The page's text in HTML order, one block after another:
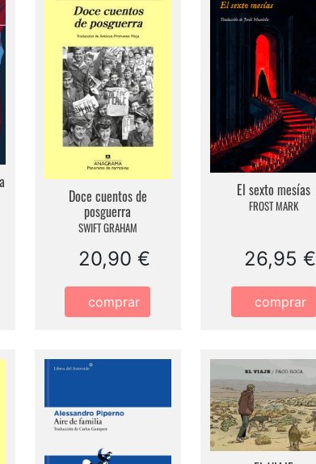
Doce cuentos de
posguerra
SWIFT GRAHAM
20,90 €
comprar
El sexto mesías
FROST MARK
26,95 €
comprar